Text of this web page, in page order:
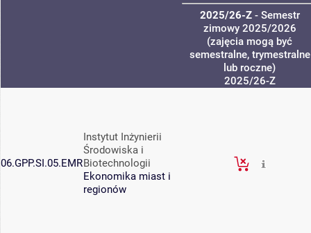
2025/26-Z- Semestr
zimowy 2025/2026
(zajęcia mogą być
semestralne, trymestralne
lub roczne)
2025/26-Z
06.GPP.SI.05.EMR
Instytut Inżynierii
Środowiska i
Biotechnologii
Ekonomika miast i
regionów